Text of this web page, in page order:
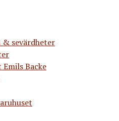
& sevärdheter
Backe